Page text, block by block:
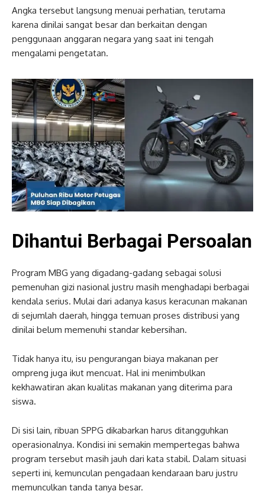
Angka tersebut langsung menuai perhatian, terutama
karena dinilai sangat besar dan berkaitan dengan
penggunaan anggaran negara yang saat ini tengah
mengalami pengetatan.
Dihantui Berbagai Persoalan
Program MBG yang digadang-gadang sebagai solusi
pemenuhan gizi nasional justru masih menghadapi berbagai
kendala serius. Mulai dari adanya kasus keracunan makanan
di sejumlah daerah, hingga temuan proses distribusi yang
dinilai belum memenuhi standar kebersihan.
Tidak hanya itu, isu pengurangan biaya makanan per
ompreng juga ikut mencuat. Hal ini menimbulkan
kekhawatiran akan kualitas makanan yang diterima para
siswa.
Di sisi lain, ribuan SPPG dikabarkan harus ditangguhkan
operasionalnya. Kondisi ini semakin mempertegas bahwa
program tersebut masih jauh dari kata stabil. Dalam situasi
seperti ini, kemunculan pengadaan kendaraan baru justru
memunculkan tanda tanya besar.